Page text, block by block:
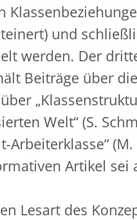
und
werden. Der
Beiträge über
Welt“ (S.
Artikel sei
Lesart des